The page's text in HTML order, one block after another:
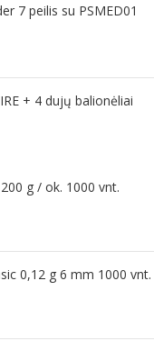
7 peilis su PSMED01
+ 4 dujų balionėliai
g / ok. 1000 vnt.
0,12 g 6 mm 1000 vnt.